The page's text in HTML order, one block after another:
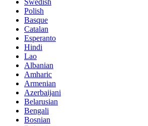
Polish
Basque
Catalan
Esperanto
Hindi
Lao
Albanian
Amharic
Armenian
Azerbaijani
Belarusian
Bengali
Bosnian